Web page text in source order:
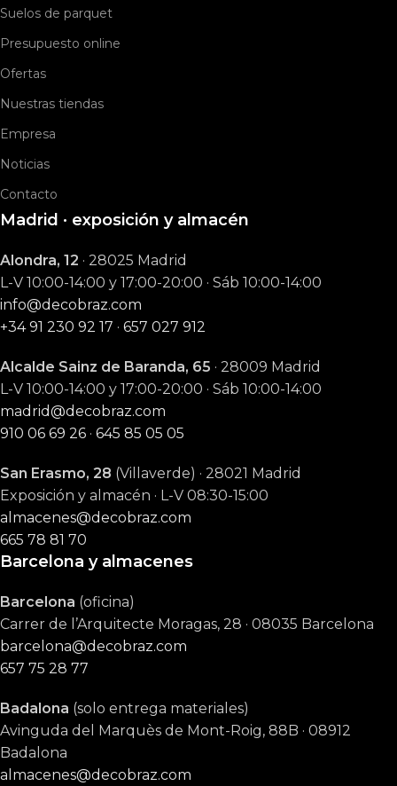
Suelos de parquet
Presupuesto online
Ofertas
Nuestras tiendas
Empresa
Noticias
Contacto
Madrid · exposición y almacén
Alondra, 12 · 28025 Madrid
L-V 10:00-14:00 y 17:00-20:00 · Sáb 10:00-14:00
info@decobraz.com
+34 91 230 92 17 · 657 027 912
Alcalde Sainz de Baranda, 65 · 28009 Madrid
L-V 10:00-14:00 y 17:00-20:00 · Sáb 10:00-14:00
madrid@decobraz.com
910 06 69 26 · 645 85 05 05
San Erasmo, 28 (Villaverde) · 28021 Madrid
Exposición y almacén · L-V 08:30-15:00
almacenes@decobraz.com
665 78 81 70
Barcelona y almacenes
Barcelona (oficina)
Carrer de l’Arquitecte Moragas, 28 · 08035 Barcelona
barcelona@decobraz.com
657 75 28 77
Badalona (solo entrega materiales)
Avinguda del Marquès de Mont-Roig, 88B · 08912
Badalona
almacenes@decobraz.com